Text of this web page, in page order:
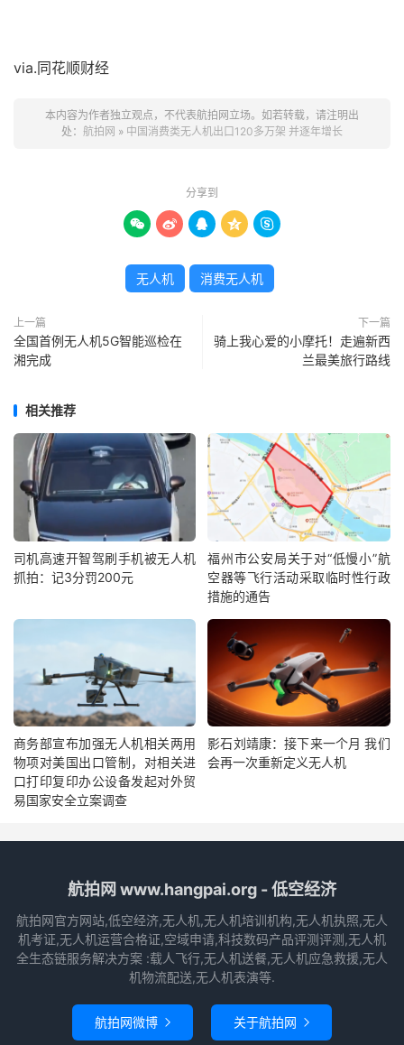
via.同花顺财经
本内容为作者独立观点，不代表航拍网立场。如若转载，请注明出
处： 航拍网 » 中国消费类无人机出口120多万架 并逐年增长
分享到
    
无人机 消费无人机
上一篇
全国首例无人机5G智能巡检在
湘完成
下一篇
骑上我心爱的小摩托！走遍新西
兰最美旅行路线
相关推荐
司机高速开智驾刷手机被无人机
抓拍：记3分罚200元
福州市公安局关于对“低慢小”航
空器等飞行活动采取临时性行政
措施的通告
商务部宣布加强无人机相关两用
物项对美国出口管制，对相关进
口打印复印办公设备发起对外贸
易国家安全立案调查
影石刘靖康：接下来一个月 我们
会再一次重新定义无人机
航拍网 www.hangpai.org - 低空经济
航拍网官方网站,低空经济,无人机,无人机培训机构,无人机执照,无人
机考证,无人机运营合格证,空域申请,科技数码产品评测评测,无人机
全生态链服务解决方案 :载人飞行,无人机送餐,无人机应急救援,无人
机物流配送,无人机表演等.
航拍网微博  关于航拍网 